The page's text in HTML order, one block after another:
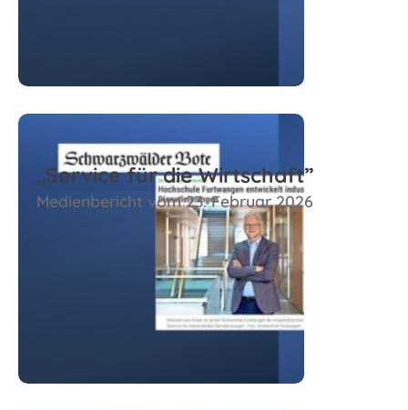
„Service für die Wirtschaft”
Medienbericht vom 23. Februar 2026
Zum Beitrag